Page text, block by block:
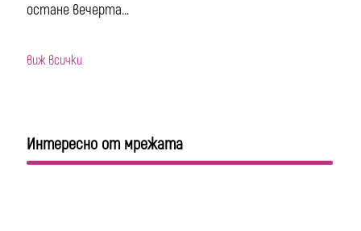
остане вечерта...
виж всички
Интересно от мрежата